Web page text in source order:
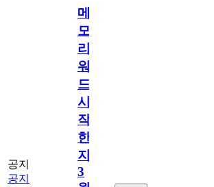
공지
공지
메
모
리
워
드
시
작
한
지
3